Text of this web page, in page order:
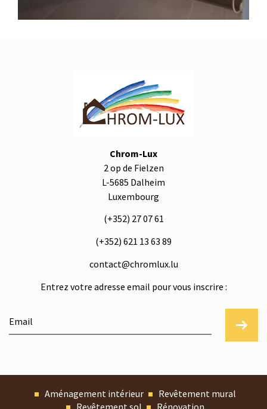
Chrom-Lux
2 op de Fielzen
L-5685 Dalheim
Luxembourg
(+352) 27 07 61
(+352) 621 13 63 89
contact@chromlux.lu
Entrez votre adresse email pour vous inscrire :
Aménagement intérieur
Revêtement mural
Revêtement sol
Rénovation